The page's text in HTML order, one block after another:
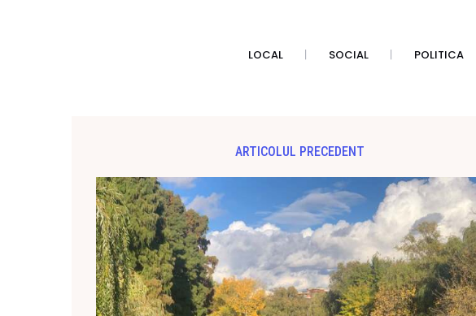
LOCAL SOCIAL POLITICA
ARTICOLUL PRECEDENT